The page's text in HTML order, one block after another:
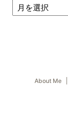
About Me